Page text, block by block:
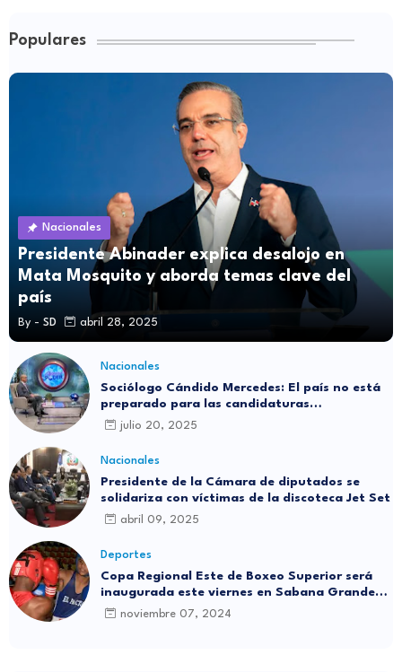
Populares
Nacionales
Presidente Abinader explica desalojo en
Mata Mosquito y aborda temas clave del
país
By - SD abril 28, 2025
Nacionales
Sociólogo Cándido Mercedes: El país no está
preparado para las candidaturas
independientes
julio 20, 2025
Nacionales
Presidente de la Cámara de diputados se
solidariza con víctimas de la discoteca Jet Set
abril 09, 2025
Deportes
Copa Regional Este de Boxeo Superior será
inaugurada este viernes en Sabana Grande
de Boyá
noviembre 07, 2024